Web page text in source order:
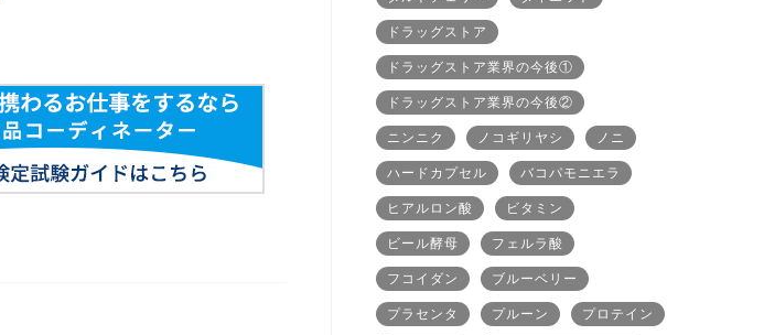
ドラッグストア
ドラッグストア業界の今後①
ドラッグストア業界の今後②
ニンニク ノコギリヤシ ノニ
ハードカプセル バコパモニエラ
ヒアルロン酸 ビタミン
ビール酵母 フェルラ酸
フコイダン ブルーベリー
プラセンタ プルーン プロテイン